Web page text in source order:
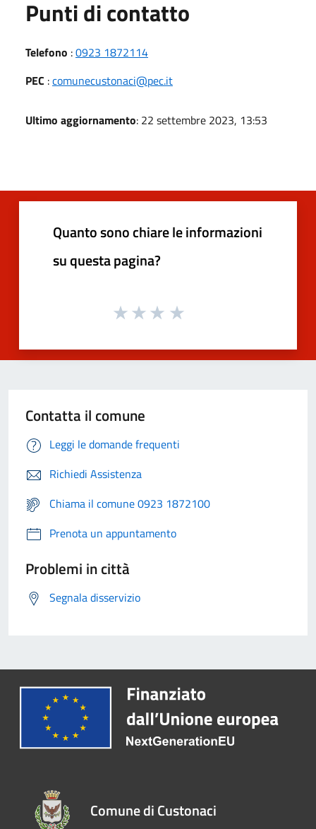
Punti di contatto
Telefono :0923 1872114
PEC :comunecustonaci@pec.it
Ultimo aggiornamento: 22 settembre 2023, 13:53
Quanto sono chiare le informazioni
su questa pagina?
Contatta il comune
Leggi le domande frequenti
Richiedi Assistenza
Chiama il comune 0923 1872100
Prenota un appuntamento
Problemi in città
Segnala disservizio
Comune di Custonaci